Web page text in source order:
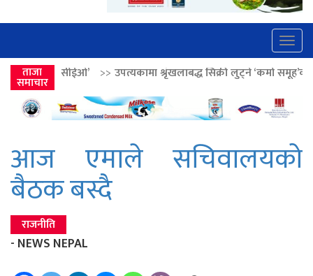
ताजा
समाचार
उपत्यकामा श्रृंखलाबद्ध सिक्री लुट्ने ‘कर्मा समूह’का नाइकेसहित पाँच पक्राउ
आज एमाले सचिवालयको
बैठक बस्दै
राजनीति
- NEWS NEPAL